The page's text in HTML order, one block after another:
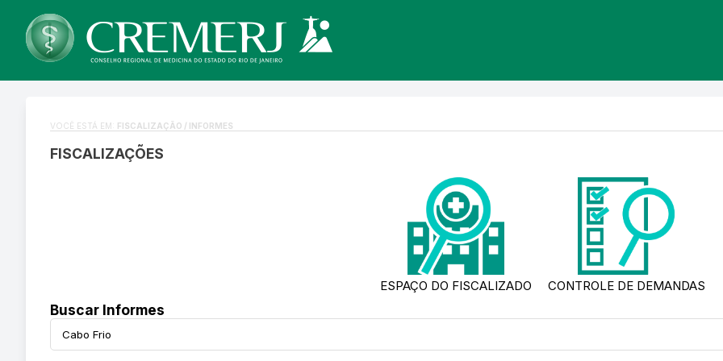
VOCÊ ESTÁ EM: FISCALIZAÇÃO / INFORMES
FISCALIZAÇÕES
ESPAÇO DO FISCALIZADO CONTROLE DE DEMANDAS
Buscar Informes